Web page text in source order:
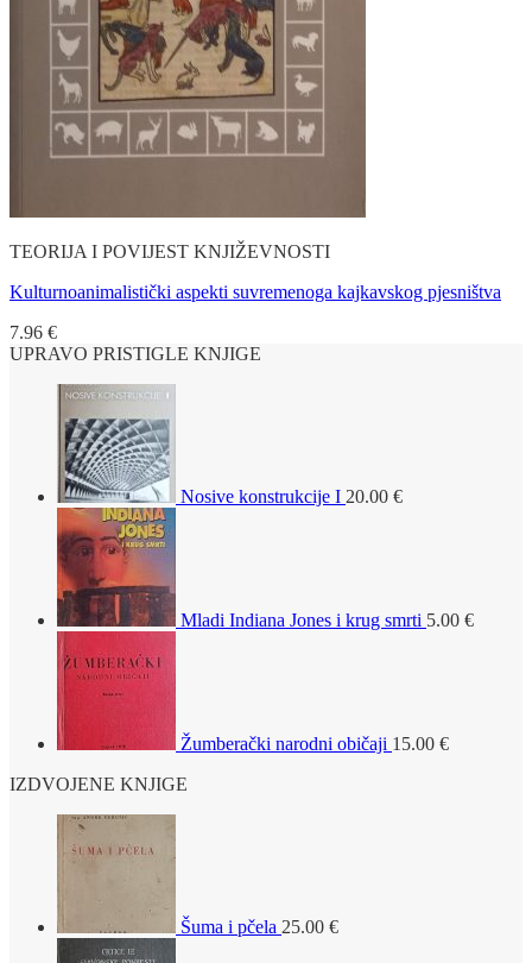
TEORIJA I POVIJEST KNJIŽEVNOSTI
Kulturnoanimalistički aspekti suvremenoga kajkavskog pjesništva
7.96 €
UPRAVO PRISTIGLE KNJIGE
Nosive konstrukcije I 20.00 €
Mladi Indiana Jones i krug smrti 5.00 €
Žumberački narodni običaji 15.00 €
IZDVOJENE KNJIGE
Šuma i pčela 25.00 €